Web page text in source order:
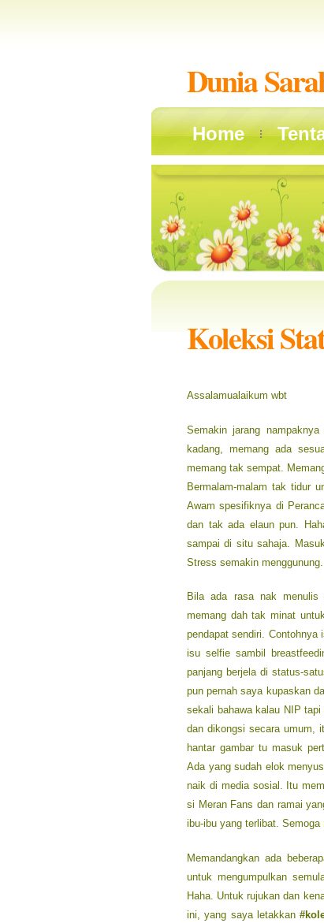
Dunia
Home
Koleksi
Assalamualaikum wbt
Semakin jarang
kadang, memang ada
memang tak sempat.
Bermalam-malam tak tidur
Awam spesifiknya di
dan tak ada elaun pun.
sampai di situ sahaja.
Stress semakin menggunung.
Bila ada rasa nak menulis
memang dah tak minat
pendapat sendiri.
isu selfie sambil
panjang berjela di status-
pun pernah saya kupaskan
sekali bahawa kalau NIP
dan dikongsi secara umum,
hantar gambar tu masuk
Ada yang sudah elok
naik di media sosial. Itu
si Meran Fans dan ramai
ibu-ibu yang terlibat.
Memandangkan ada
untuk mengumpulkan
Haha. Untuk rujukan dan
ini, yang saya letakkan